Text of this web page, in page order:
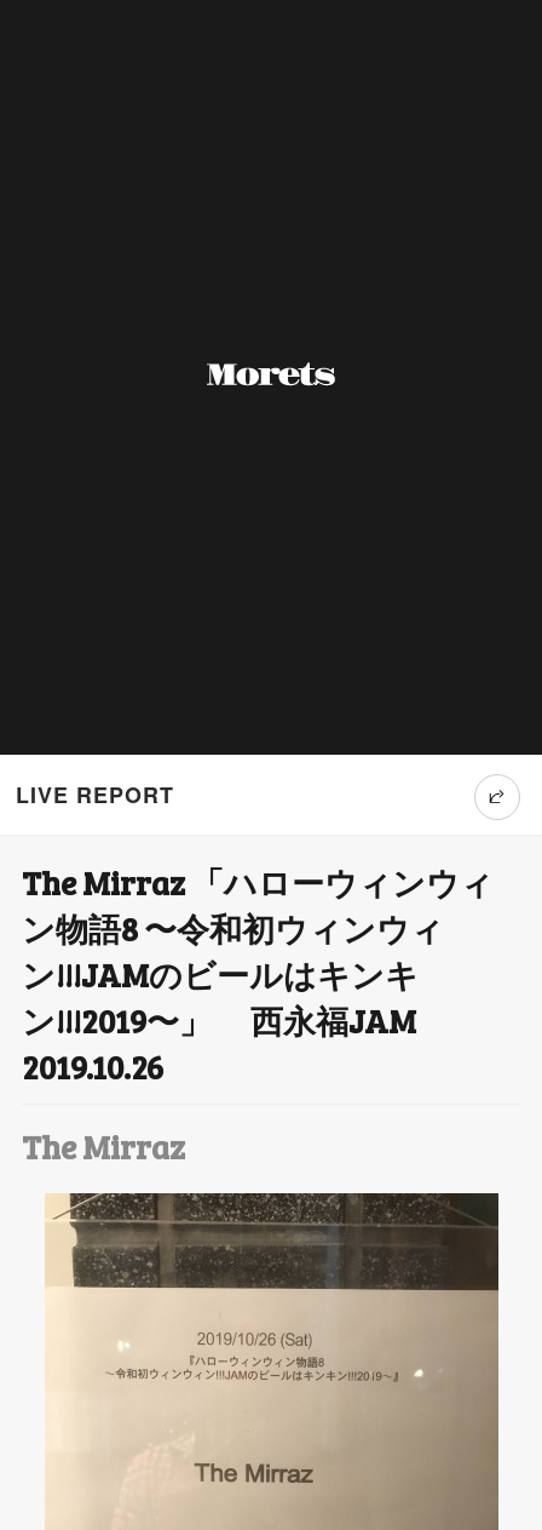
LIVE REPORT
T
wi
tt
er
The Mirraz 「ハローウィンウィ
ン物語8 〜令和初ウィンウィ
ン!!!JAMのビールはキンキ
ン!!!2019〜」 西永福JAM
2019.10.26
The Mirraz